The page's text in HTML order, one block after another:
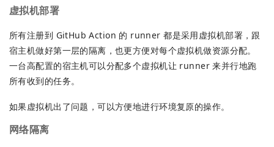
虚拟机部署
所有注册到 GitHub Action 的 runner 都是采用虚拟机部署，跟
宿主机做好第一层的隔离，也更方便对每个虚拟机做资源分配。
一台高配置的宿主机可以分配多个虚拟机让 runner 来并行地跑
所有收到的任务。
如果虚拟机出了问题，可以方便地进行环境复原的操作。
网络隔离